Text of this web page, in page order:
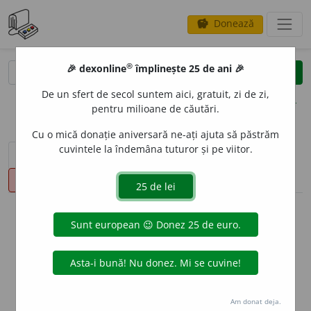
savings Donează
clear
opțiuni
sinteza definițiilor (1) definiții (15)
declinări
info
Aceste definiții sunt compilate de
echipa dexonline. Definițiile
originale se află pe filadefiniții.
Puteți reordona filele pe pagina de
🎉 dexonline® împlinește 25 de ani 🎉
De un sfert de secol suntem aici, gratuit, zi de zi,
pentru milioane de căutări.
Cu o mică donație aniversară ne-ați ajuta să păstrăm
cuvintele la îndemâna tuturor și pe viitor.
Am donat deja.